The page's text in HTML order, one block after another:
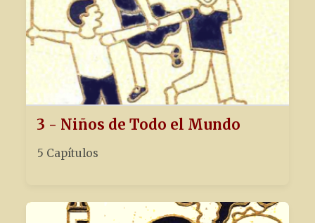
3 - Niños de Todo el Mundo
5 Capítulos